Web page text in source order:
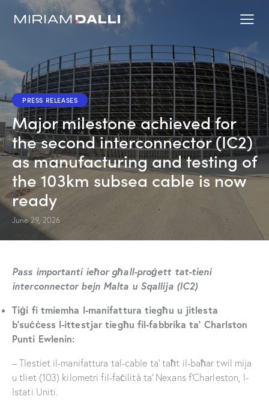
PRESS RELEASES
Major milestone achieved for
the second interconnector (IC2)
as manufacturing and testing of
the 103km subsea cable is now
ready
June 29, 2026
Pass importanti ieħor għall-proġett tat-tieni
interconnector bejn Malta u Sqallija (IC2)
Tiġi fi tmiemha l-manifattura tiegħu u jitlesta
b’suċċess l-ittestjar tiegħu fil-fabbrika ta’ Charlston
Punti Ewlenin:
– Tlestiet il-manifattura tal-cable ta’ taħt il-baħar twil mija
u tliet (103) kilometri fil-faċilità ta’ Nexans f’Charleston, l-
Istati Uniti.